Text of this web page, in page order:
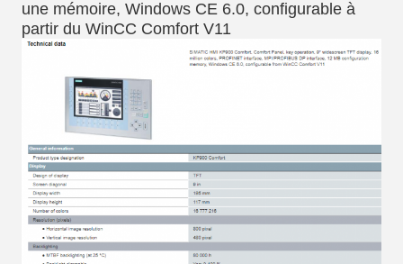
une mémoire, Windows CE 6.0, configurable à
partir du WinCC Comfort V11